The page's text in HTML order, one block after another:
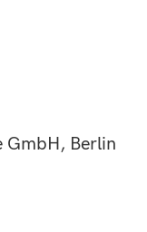
GmbH, Berlin